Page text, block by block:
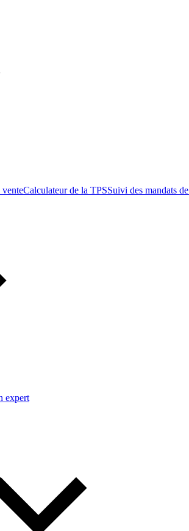
venteCalculateur de la TPSSuivi des mandats
expert